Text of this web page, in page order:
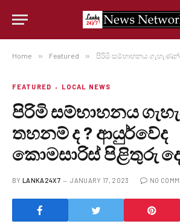
Home » Featured » පිරිමි සම්භාහනය ගැහැණුන්ට තහනම් ද
FEATURED LOCAL NEWS
පිරිමි සම්භාහනය
තහනම් ද ? ආයුර්වේද
කොමසාරිස් පිළිතුරු
BY LANKA24X7 JANUARY 17, 2023 NO